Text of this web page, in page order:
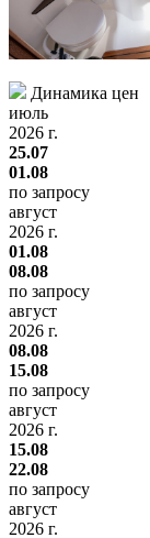
Динамика цен
июль
2026 г.
25.07
01.08
по запросу
август
2026 г.
01.08
08.08
по запросу
август
2026 г.
08.08
15.08
по запросу
август
2026 г.
15.08
22.08
по запросу
август
2026 г.